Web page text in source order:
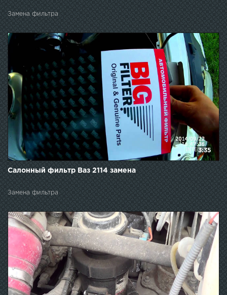
Замена фильтра
3:35
Салонный фильтр Ваз 2114 замена
Замена фильтра